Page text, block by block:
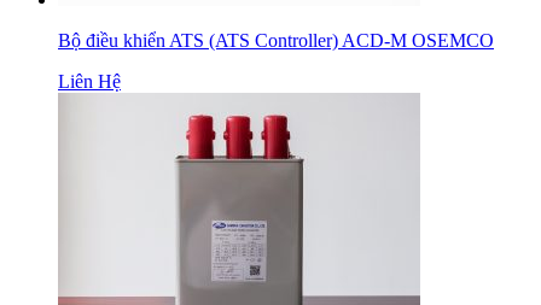
Bộ điều khiển ATS (ATS Controller) ACD-M OSEMCO
Liên Hệ